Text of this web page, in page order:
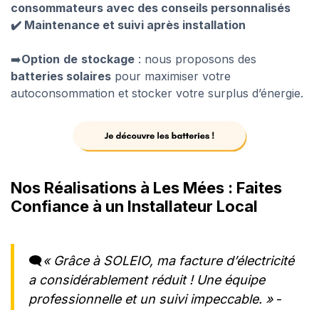
consommateurs avec des conseils personnalisés
✔️ Maintenance et suivi après installation
➡️Option de stockage : nous proposons des
batteries solaires pour maximiser votre
autoconsommation et stocker votre surplus d’énergie.
Nos Réalisations à Les Mées : Faites
Confiance à un Installateur Local
🗨️« Grâce à SOLEIO, ma facture d’électricité
a considérablement réduit ! Une équipe
professionnelle et un suivi impeccable. »-